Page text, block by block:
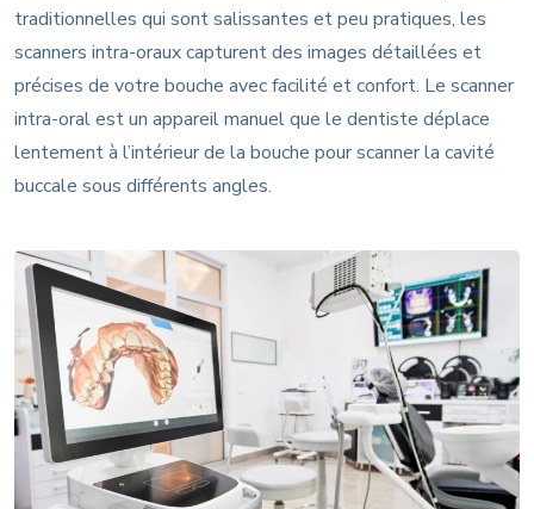
traditionnelles qui sont salissantes et peu pratiques, les
scanners intra-oraux capturent des images détaillées et
précises de votre bouche avec facilité et confort. Le scanner
intra-oral est un appareil manuel que le dentiste déplace
lentement à l’intérieur de la bouche pour scanner la cavité
buccale sous différents angles.